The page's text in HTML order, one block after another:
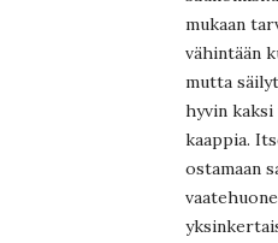
mukaan
vähintään
mutta
hyvin
kaappia.
ostamaan